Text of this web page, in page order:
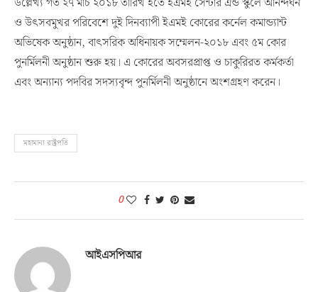
ও উৎসবমুখর পরিবেশে দুই দিনব্যাপী ইএমই কোরের কর্নেল কমান্ড্যান্ট
অভিষেক অনুষ্ঠান, বাৎসরিক অধিনায়ক সম্মেলন-২০১৮ এবং ৫ম কোর
পুনর্মিলনী অনুষ্ঠান শুরু হয়। এ কোরের অবসরপ্রাপ্ত ও চাকুরিরত কর্মকর্তা
এবং অন্যান্য পদবির সদস্যবৃন্দ পুনর্মিলনী অনুষ্ঠানে অংশগ্রহণ করেন।
মহামান্য রাষ্ট্রপতি
0
আইএসপিআর